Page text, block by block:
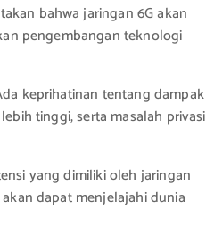
bahwa jaringan 6G akan
pengembangan teknologi
keprihatinan tentang dampak
tinggi, serta masalah privasi
yang dimiliki oleh jaringan
dapat menjelajahi dunia